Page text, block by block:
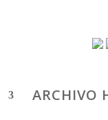
ARCHIVO